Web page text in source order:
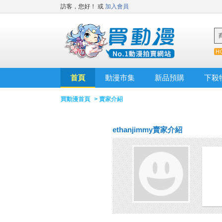
訪客，您好！ 或 加入會員
首頁 動漫市集 新品預購 下殺
買動漫首頁 > 賣家介紹
ethanjimmy賣家介紹